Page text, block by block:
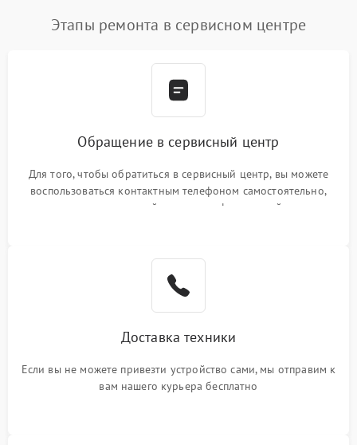
Этапы ремонта в сервисном центре
Обращение в сервисный центр
Для того, чтобы обратиться в сервисный центр, вы можете
воспользоваться контактным телефоном самостоятельно,
или оставить свой номер телефона на сайте
Доставка техники
Если вы не можете привезти устройство сами, мы отправим к
вам нашего курьера бесплатно